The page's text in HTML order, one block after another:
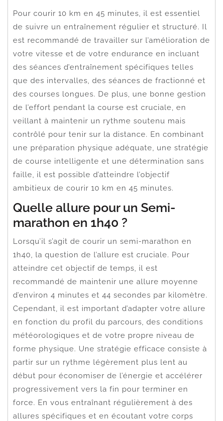
Pour courir 10 km en 45 minutes, il est essentiel
de suivre un entraînement régulier et structuré. Il
est recommandé de travailler sur l’amélioration de
votre vitesse et de votre endurance en incluant
des séances d’entraînement spécifiques telles
que des intervalles, des séances de fractionné et
des courses longues. De plus, une bonne gestion
de l’effort pendant la course est cruciale, en
veillant à maintenir un rythme soutenu mais
contrôlé pour tenir sur la distance. En combinant
une préparation physique adéquate, une stratégie
de course intelligente et une détermination sans
faille, il est possible d’atteindre l’objectif
ambitieux de courir 10 km en 45 minutes.
Quelle allure pour un Semi-
marathon en 1h40 ?
Lorsqu’il s’agit de courir un semi-marathon en
1h40, la question de l’allure est cruciale. Pour
atteindre cet objectif de temps, il est
recommandé de maintenir une allure moyenne
d’environ 4 minutes et 44 secondes par kilomètre.
Cependant, il est important d’adapter votre allure
en fonction du profil du parcours, des conditions
météorologiques et de votre propre niveau de
forme physique. Une stratégie efficace consiste à
partir sur un rythme légèrement plus lent au
début pour économiser de l’énergie et accélérer
progressivement vers la fin pour terminer en
force. En vous entraînant régulièrement à des
allures spécifiques et en écoutant votre corps